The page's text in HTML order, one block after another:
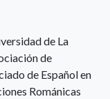
de La
de
de Español en
Románicas